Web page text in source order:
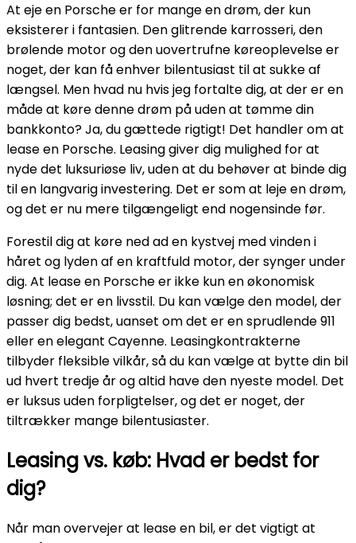
At eje en Porsche er for mange en drøm, der kun
eksisterer i fantasien. Den glitrende karrosseri, den
brølende motor og den uovertrufne køreoplevelse er
noget, der kan få enhver bilentusiast til at sukke af
længsel. Men hvad nu hvis jeg fortalte dig, at der er en
måde at køre denne drøm på uden at tømme din
bankkonto? Ja, du gættede rigtigt! Det handler om at
lease en Porsche. Leasing giver dig mulighed for at
nyde det luksuriøse liv, uden at du behøver at binde dig
til en langvarig investering. Det er som at leje en drøm,
og det er nu mere tilgængeligt end nogensinde før.
Forestil dig at køre ned ad en kystvej med vinden i
håret og lyden af en kraftfuld motor, der synger under
dig. At lease en Porsche er ikke kun en økonomisk
løsning; det er en livsstil. Du kan vælge den model, der
passer dig bedst, uanset om det er en sprudlende 911
eller en elegant Cayenne. Leasingkontrakterne
tilbyder fleksible vilkår, så du kan vælge at bytte din bil
ud hvert tredje år og altid have den nyeste model. Det
er luksus uden forpligtelser, og det er noget, der
tiltrækker mange bilentusiaster.
Leasing vs. køb: Hvad er bedst for
dig?
Når man overvejer at lease en bil, er det vigtigt at